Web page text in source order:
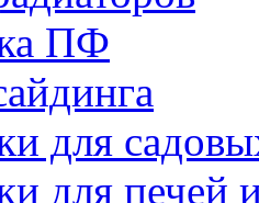
ПФ
для
для печей